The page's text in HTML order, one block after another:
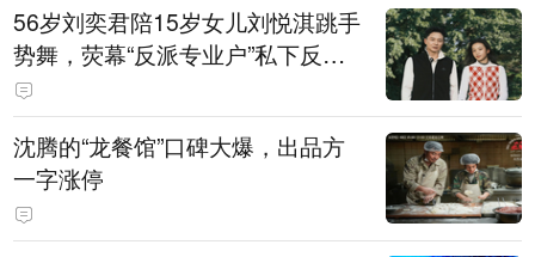
56岁刘奕君陪15岁女儿刘悦淇跳手
势舞，荧幕“反派专业户”私下反差
明显，女儿主攻高尔夫，曾以最小
年龄出战职业赛
沈腾的“龙餐馆”口碑大爆，出品方
一字涨停